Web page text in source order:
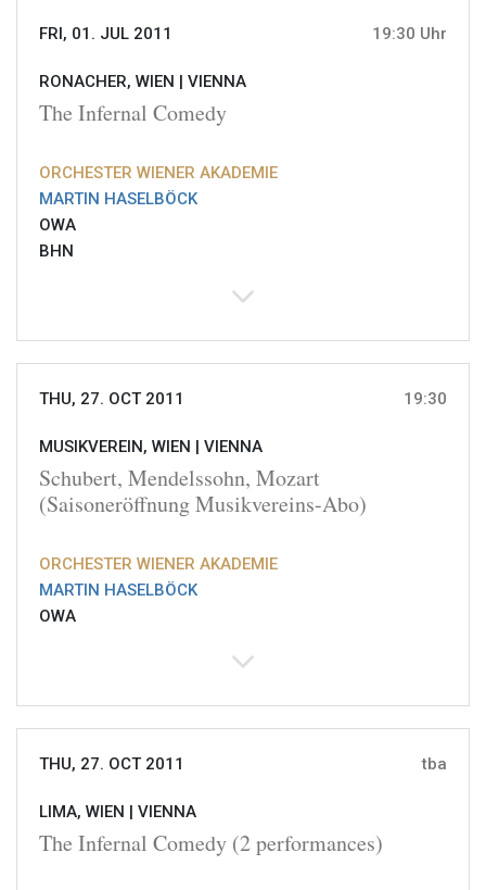
FRI, 01. JUL 2011 19:30 Uhr
RONACHER, WIEN | VIENNA
The Infernal Comedy
ORCHESTER WIENER AKADEMIE
MARTIN HASELBÖCK
OWA
BHN
THU, 27. OCT 2011 19:30
MUSIKVEREIN, WIEN | VIENNA
Schubert, Mendelssohn, Mozart
(Saisoneröffnung Musikvereins-Abo)
ORCHESTER WIENER AKADEMIE
MARTIN HASELBÖCK
OWA
THU, 27. OCT 2011 tba
LIMA, WIEN | VIENNA
The Infernal Comedy (2 performances)